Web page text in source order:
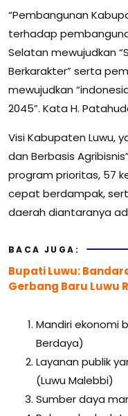
“Pembangunan
terhadap
Selatan mewujudkan
Berkarakter” serta
mewujudkan
2045”. Kata H.
Visi Kabupaten Luwu,
dan Berbasis
program prioritas, 57
cepat berdampak,
daerah diantaranya
BACA JUGA:
Bupati Luwu:
Gerbang Baru Luwu
Mandiri ekonomi
Berdaya)
Layanan publik
(Luwu Malebbi)
Sumber daya